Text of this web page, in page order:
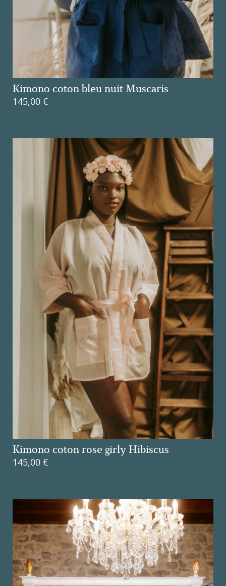
Kimono coton bleu nuit Muscaris
145,00 €
Kimono coton rose girly Hibiscus
145,00 €